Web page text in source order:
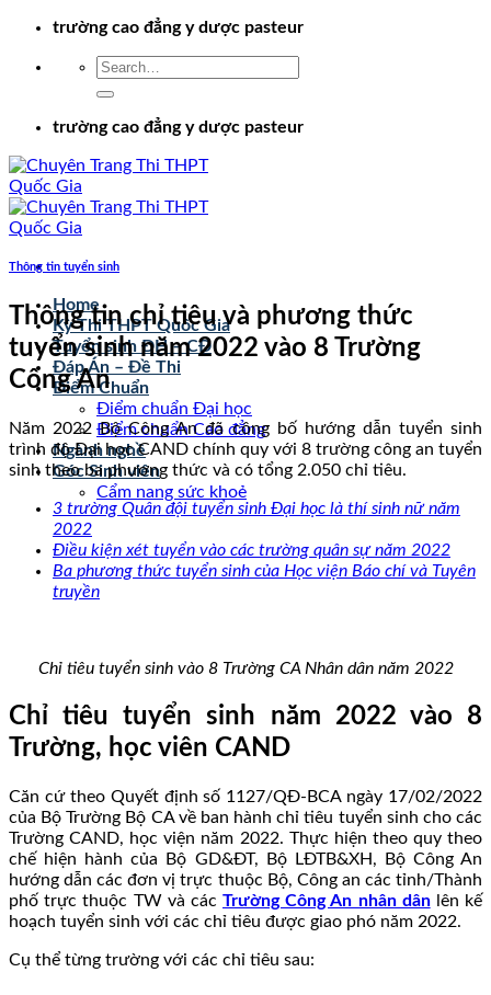
Chuyểntrường cao đẳng y dược pasteur
trường cao đẳng y dược pasteur
Home
Kỳ Thi THPT Quốc Gia
Tuyển sinh ĐH – CĐ
Đáp Án – Đề Thi
Điểm Chuẩn
Điểm chuẩn Đại học
Điểm chuẩn Cao đẳng
Ngành nghề
Góc Sinh viên
Cẩm nang sức khoẻ
Thông tin tuyển sinh
Thông tin chỉ tiêu và phương thức
tuyển sinh năm 2022 vào 8 Trường
Công An
Năm 2022 Bộ Công An đã công bố hướng dẫn tuyển sinh
trình độ Đại học CAND chính quy với 8 trường công an tuyển
sinh theo ba phương thức và có tổng 2.050 chỉ tiêu.
3 trường Quân đội tuyển sinh Đại học là thí sinh nữ năm
2022
Điều kiện xét tuyển vào các trường quân sự năm 2022
Ba phương thức tuyển sinh của Học viện Báo chí và Tuyên
truyền
Chỉ tiêu tuyển sinh vào 8 Trường CA Nhân dân năm 2022
Chỉ tiêu tuyển sinh năm 2022 vào 8
Trường, học viên CAND
Căn cứ theo Quyết định số 1127/QĐ-BCA ngày 17/02/2022
của Bộ Trường Bộ CA về ban hành chỉ tiêu tuyển sinh cho các
Trường CAND, học viện năm 2022. Thực hiện theo quy theo
chế hiện hành của Bộ GD&ĐT, Bộ LĐTB&XH, Bộ Công An
hướng dẫn các đơn vị trực thuộc Bộ, Công an các tỉnh/Thành
phố trực thuộc TW và các Trường Công An nhân dânlên kế
hoạch tuyển sinh với các chỉ tiêu được giao phó năm 2022.
Cụ thể từng trường với các chỉ tiêu sau: